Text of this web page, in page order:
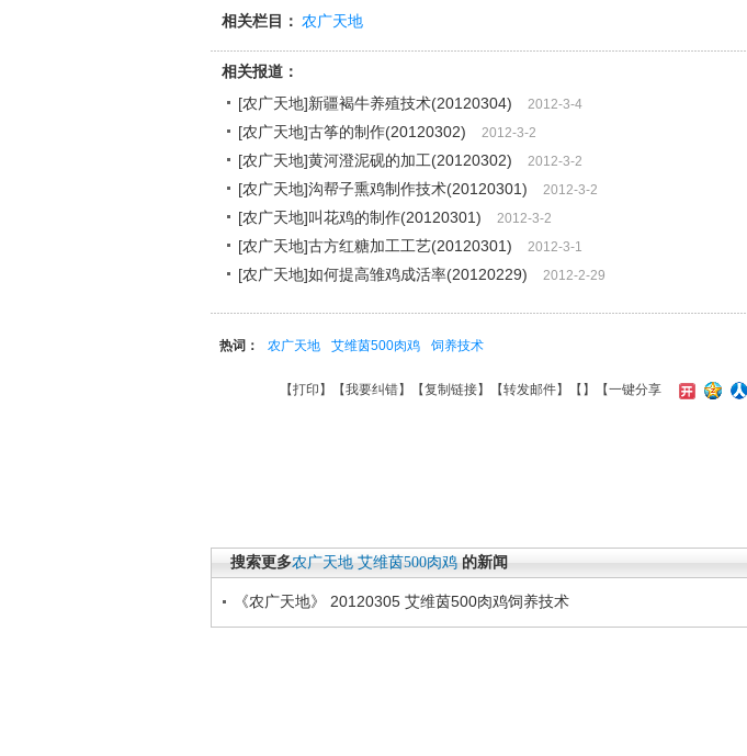
相关栏目： 农广天地
相关报道：
[农广天地]新疆褐牛养殖技术(20120304)
2012-3-4
[农广天地]古筝的制作(20120302) 2012-3-2
[农广天地]黄河澄泥砚的加工(20120302) 2012-3-2
[农广天地]沟帮子熏鸡制作技术(20120301) 2012-3-2
[农广天地]叫花鸡的制作(20120301) 2012-3-2
[农广天地]古方红糖加工工艺(20120301) 2012-3-1
[农广天地]如何提高雏鸡成活率(20120229) 2012-2-29
热词： 农广天地 艾维茵500肉鸡 饲养技术
【打印 】【我要纠错】【复制链接】【转发邮件】【 】 【一键分享
搜索更多农广天地 艾维茵500肉鸡 的新闻
《农广天地》 20120305 艾维茵500肉鸡饲养技术